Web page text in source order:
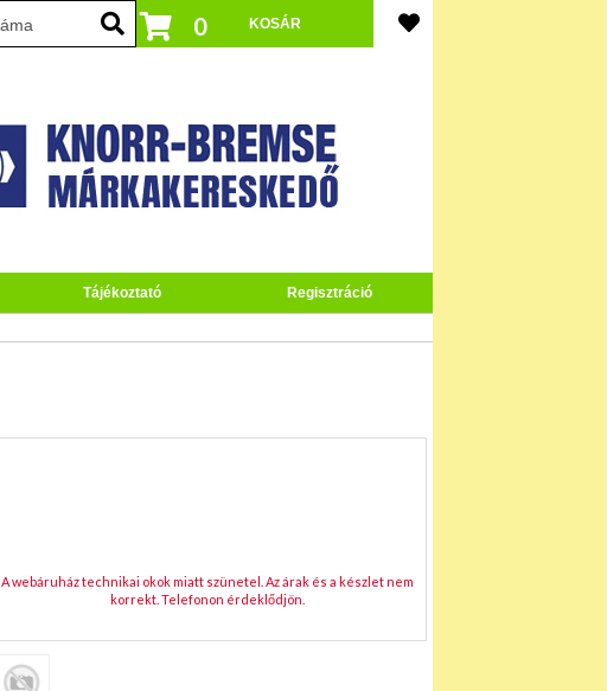
0
Tájékoztató Regisztráció
A webáruház technikai okok miatt szünetel. Az árak és a készlet nem
korrekt. Telefonon érdeklődjön.